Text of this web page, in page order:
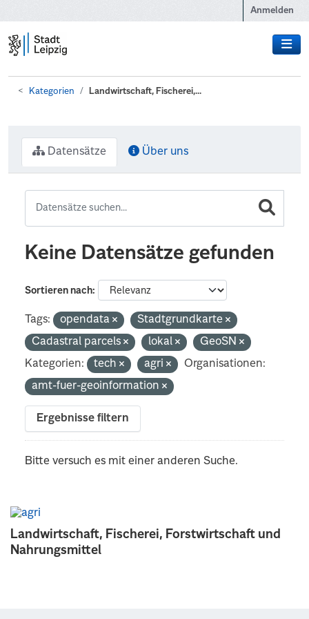
Anmelden
Kategorien Landwirtschaft, Fischerei,...
Landwirtschaft, Fischerei, Forstwirtschaft und
Nahrungsmittel
Datensätze Über uns
Keine Datensätze gefunden
Sortieren nach
Tags: opendata
Stadtgrundkarte
Cadastral parcels
lokal
GeoSN
Kategorien:
tech agri
Organisationen:
amt-fuer-geoinformation
Ergebnisse filtern
Bitte versuch es mit einer anderen Suche.